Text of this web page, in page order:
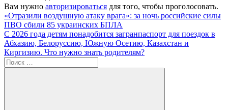
Вам нужно авторизироваться для того, чтобы проголосовать.
Навигация
по
записям
Предыдущая
запись:
«Отразили воздушную атаку врага»: за ночь российские силы
ПВО сбили 85 украинских БПЛА
Следующая
запись:
С 2026 года детям понадобится загранпаспорт для поездок в
Абхазию, Белоруссию, Южную Осетию, Казахстан и
Киргизию. Что нужно знать родителям?
Поиск
для: